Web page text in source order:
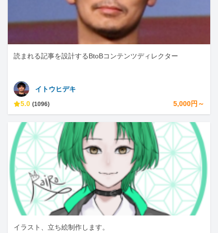
読まれる記事を設計するBtoBコンテンツディレクター
イトウヒデキ
5.0 (1096) 5,000円～
イラスト、立ち絵制作します。